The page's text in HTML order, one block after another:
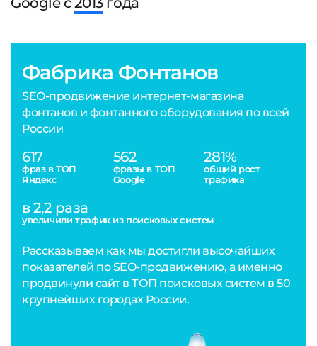
Фабрика Фонтанов
SEO-продвижение интернет-магазина
фонтанов и фонтанного оборудования по всей
России
617
фраз в ТОП
Яндекс
562
фразы в ТОП
Google
281%
общий рост
трафика
в 2,2 раза
увеличили трафик из поисковых систем
Рассказываем как мы достигли высочайших
показателей по SEO-продвижению, а именно
продвинули сайт в ТОП поисковых систем в 50
крупнейших городах России.